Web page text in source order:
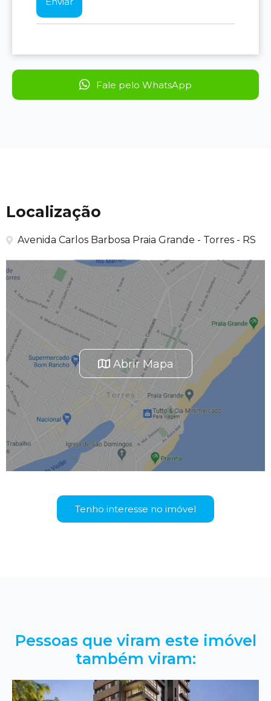
Fale pelo WhatsApp
Localização
Avenida Carlos Barbosa Praia Grande - Torres - RS
Abrir Mapa
Tenho interesse no imóvel
Pessoas que viram este imóvel
também viram: